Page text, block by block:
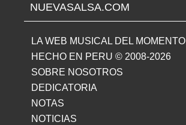
NUEVASALSA.COM
LA WEB MUSICAL DEL MOMENTO
HECHO EN PERU © 2008-2026
SOBRE NOSOTROS
DEDICATORIA
NOTAS
NOTICIAS